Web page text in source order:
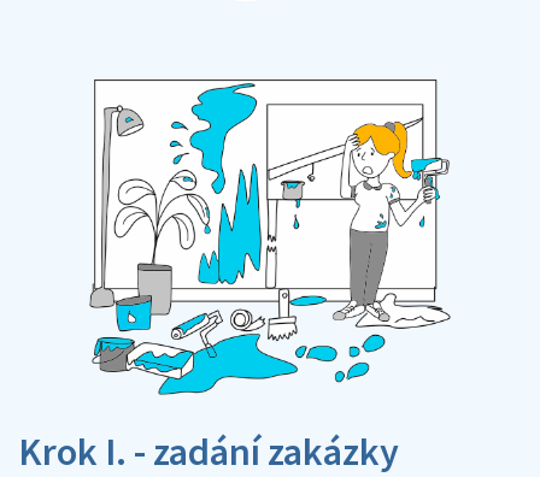
Krok I. - zadání zakázky